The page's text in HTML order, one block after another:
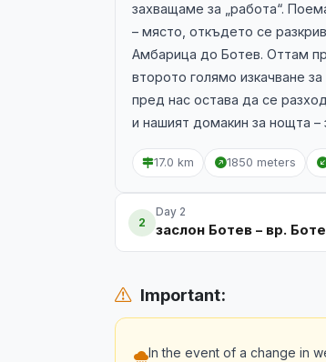
захващаме за „работа“.
– място, откъдето се
Амбарица до Ботев. Оттам
второто голямо изкачване
пред нас остава да се
и нашият домакин за нощта –
17.0 km 1850 meters
2
Day 2
заслон Ботев – вр.
Important:
In the event of a change in